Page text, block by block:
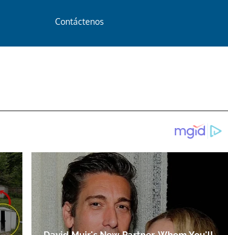
Contáctenos